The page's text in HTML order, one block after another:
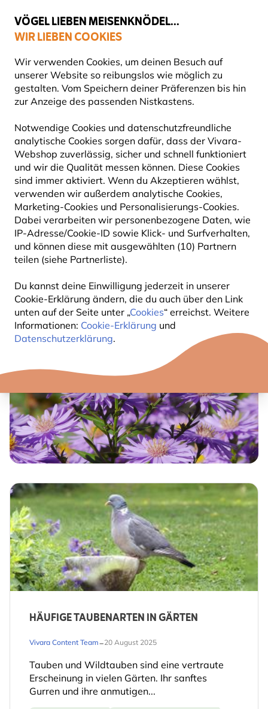
VÖGEL LIEBEN MEISENKNÖDEL...
WIR LIEBEN COOKIES
Wir verwenden Cookies, um deinen Besuch auf
unserer Website so reibungslos wie möglich zu
gestalten. Vom Speichern deiner Präferenzen bis hin
zur Anzeige des passenden Nistkastens.
Notwendige Cookies und datenschutzfreundliche
analytische Cookies sorgen dafür, dass der Vivara-
Webshop zuverlässig, sicher und schnell funktioniert
und wir die Qualität messen können. Diese Cookies
sind immer aktiviert. Wenn du Akzeptieren wählst,
verwenden wir außerdem analytische Cookies,
Marketing-Cookies und Personalisierungs-Cookies.
Dabei verarbeiten wir personenbezogene Daten, wie
IP-Adresse/Cookie-ID sowie Klick- und Surfverhalten,
und können diese mit ausgewählten (10) Partnern
teilen (siehe Partnerliste).
Du kannst deine Einwilligung jederzeit in unserer
Cookie-Erklärung ändern, die du auch über den Link
unten auf der Seite unter „Cookies“ erreichst. Weitere
Informationen: Cookie-Erklärung und
Datenschutzerklärung.
Gratis Versand ab 49 €
Blog Information Pflanzen & Garten
GARTEN
Ein Garten kann mehr sein als schön, wie wäre es
wenn er zum Lebensraum zahlreicher Tiere wird
und dir damit noch mehr Freude bringt? Hier dreht
sich alles um naturnahe Gartengestaltung, die
Mensch und Tier guttut. Du bekommst Inspiration,
wie dein Garten Schritt für Schritt zu einem
vielfältigen Lebensraum wird: Pflegeleicht,
nachhaltig und voller Leben. Für mehr Natur direkt
vor deiner Tür.
HÄUFIGE TAUBENARTEN IN GÄRTEN
Vivara Content Team-20 August 2025
Tauben und Wildtauben sind eine vertraute
Erscheinung in vielen Gärten. Ihr sanftes
Gurren und ihre anmutigen...